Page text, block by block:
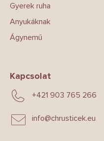
Gyerek ruha
Anyukáknak
Ágynemű
Kapcsolat
info@chrusticek.eu
+421 903 765 266